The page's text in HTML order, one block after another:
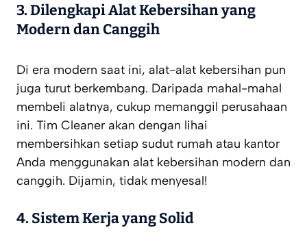
3.Dilengkapi Alat Kebersihan yang
Modern dan Canggih
Di era modern saat ini, alat-alat kebersihan pun
juga turut berkembang. Daripada mahal-mahal
membeli alatnya, cukup memanggil perusahaan
ini. Tim Cleaner akan dengan lihai
membersihkan setiap sudut rumah atau kantor
Anda menggunakan alat kebersihan modern dan
canggih. Dijamin, tidak menyesal!
4. Sistem Kerja yang Solid